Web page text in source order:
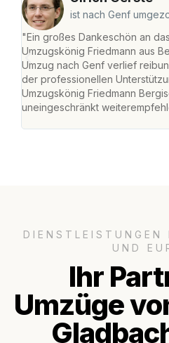
ist nach Genf
"Ein großes Dankeschön an
Umzugskönig Friedmann aus
Umzug nach Genf verlief
der professionellen
Umzugskönig Friedmann
uneingeschränkt
DIENSTLEISTUNGEN
UND
Ihr
Umzüge